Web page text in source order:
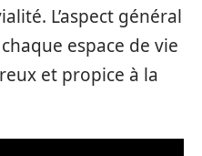
L’aspect général
espace de vie
et propice à la